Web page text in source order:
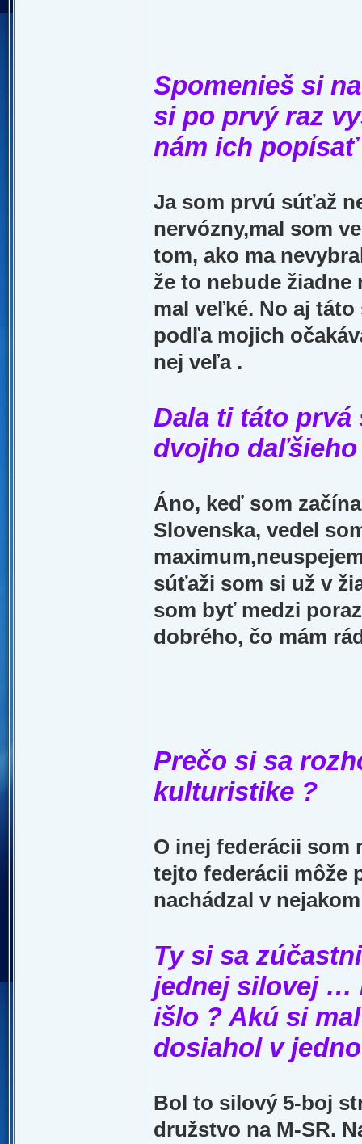
Spomenieš si
si po prvý raz
nám ich
Ja som prvú súťaž
nervózny,mal som
tom, ako ma
že to nebude
mal veľké. No aj
podľa mojich
nej veľa .
Dala ti táto
dvojho
Áno, keď som
Slovenska, vedel
súťaži som si už v
som byť medzi
dobrého, čo mám
Prečo si sa
kulturistike ?
O inej federácii som
tejto federácii môže
nachádzal v
Ty si sa
jednej silovej …
išlo ? Akú si
dosiahol v
Bol to silový 5-boj
družstvo na M-SR.